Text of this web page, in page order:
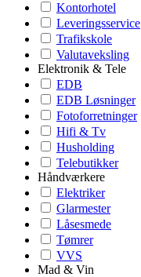
Kontorhotel
Leveringsservice
Trafikskole
Valutaveksling
Elektronik & Tele
EDB
EDB Løsninger
Fotoforretninger
Hifi & Tv
Husholding
Telebutikker
Håndværkere
Elektriker
Glarmester
Låsesmede
Tømrer
VVS
Mad & Vin